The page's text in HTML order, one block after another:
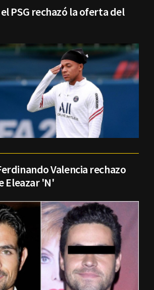
PSG rechazó la oferta del
Valencia rechazo
Eleazar 'N'